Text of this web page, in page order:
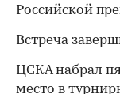
Российской
Встреча
ЦСКА набрал
место в